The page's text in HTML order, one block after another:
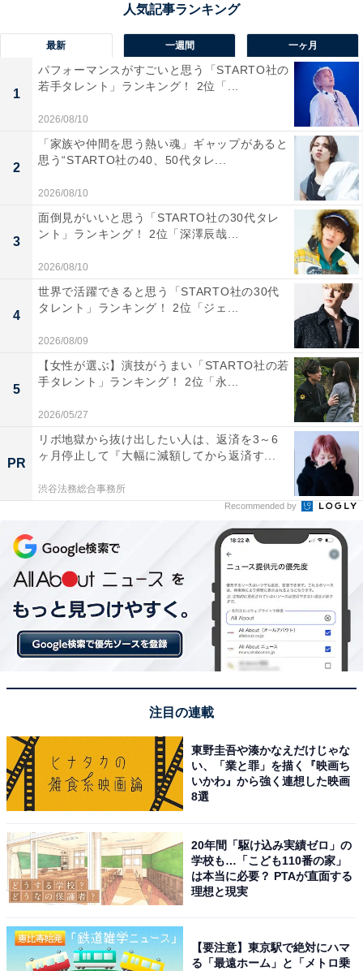
1位：「備蓄おやつ チョコようかん」税込み780円
備蓄おやつ チョコようかん（画像出典： 無印良品公式Webサイト）
1位は、「備蓄おやつ チョコようかん」でした。
個包装のようかんで、滑らかな食感と濃厚なチョコの風
味が楽しめます。賞味期限は未開封の状態で最長4年6カ
月保ち、1本197kcalとエネルギーが詰まっているため、
災害時用の備蓄として保存することも可能。実際にロー
リングストックとして保管する人も多いようです。
※注文時期により、賞味期限まで期間の短い商品が届く
場合があります​
5位までの全ランキング結果を見
最新 一週間 一ヶ月
1
パフォーマンスがすごいと思う「STARTO社の
若手タレント」ランキング！ 2位「...
2026/08/10
2
「家族や仲間を思う熱い魂」ギャップがあると
思う“STARTO社の40、50代タレ...
2026/08/10
3
面倒見がいいと思う「STARTO社の30代タレ
ント」ランキング！ 2位「深澤辰哉...
2026/08/10
4
世界で活躍できると思う「STARTO社の30代
タレント」ランキング！ 2位「ジェ...
2026/08/09
5
【女性が選ぶ】演技がうまい「STARTO社の若
手タレント」ランキング！ 2位「永...
2026/05/27
PR
リボ地獄から抜け出したい人は、返済を3～6
ヶ月停止して『大幅に減額してから返済す...
渋谷法務総合事務所
Recommended by
注目の連載
東野圭吾や湊かなえだけじゃな
い、「業と罪」を描く『映画ち
いかわ』から強く連想した映画
8選
20年間「駆け込み実績ゼロ」の
学校も…「こども110番の家」
は本当に必要？ PTAが直面する
理想と現実
【要注意】東京駅で絶対にハマ
る「最遠ホーム」と「メトロ乗